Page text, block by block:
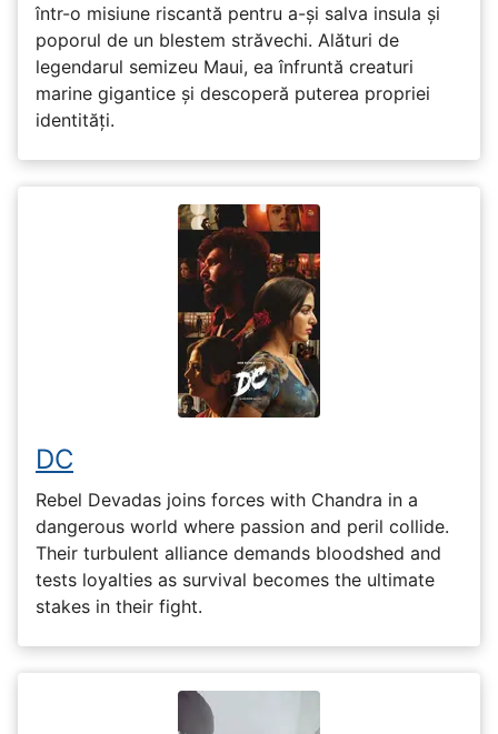
într-o misiune riscantă pentru a-și salva insula și
poporul de un blestem străvechi. Alături de
legendarul semizeu Maui, ea înfruntă creaturi
marine gigantice și descoperă puterea propriei
identități.
DC
Rebel Devadas joins forces with Chandra in a
dangerous world where passion and peril collide.
Their turbulent alliance demands bloodshed and
tests loyalties as survival becomes the ultimate
stakes in their fight.